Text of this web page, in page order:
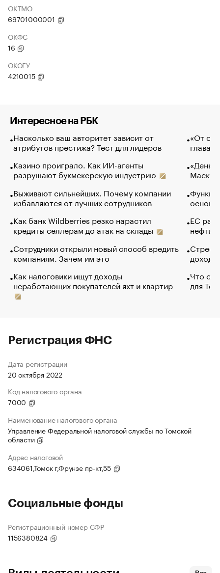
ОКТМО
69701000001
ОКФС
16
ОКОГУ
4210015
Интересное на РБК
Насколько ваш авторитет зависит от
атрибутов престижа? Тест для лидеров
Казино проиграло. Как ИИ-агенты
разрушают букмекерскую индустрию
Выживают сильнейших. Почему компании
избавляются от лучших сотрудников
Как банк Wildberries резко нарастил
кредиты селлерам до атак на склады
Сотрудники открыли новый способ вредить
компаниям. Зачем им это
Как налоговики ищут доходы
неработающих покупателей яхт и квартир
«От
глава
Маск в
основ
ЕС
нефти
Что
для
Регистрация ФНС
Дата регистрации
20 октября 2022
Код налогового органа
7000
Наименование налогового органа
Управление Федеральной налоговой службы по Томской
области
Адрес налоговой
634061,Томск г,Фрунзе пр-кт,55
Социальные фонды
Регистрационный номер СФР
1156380824